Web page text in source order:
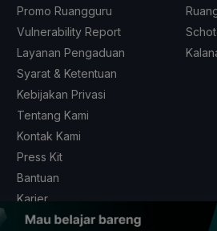
Promo Ruangguru
Vulnerability Report
Layanan Pengaduan
Syarat & Ketentuan
Kebijakan Privasi
Tentang Kami
Kontak Kami
Press Kit
Bantuan
Karier